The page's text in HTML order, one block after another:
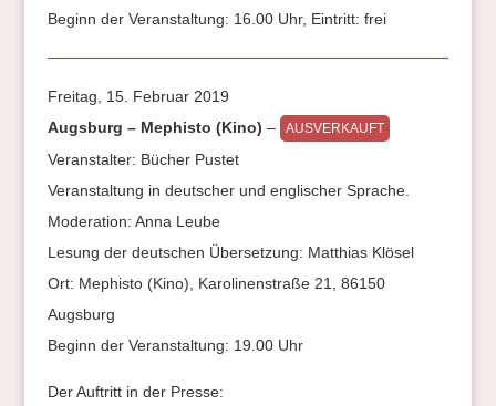
Beginn der Veranstaltung: 16.00 Uhr, Eintritt: frei
Freitag, 15. Februar 2019
Augsburg – Mephisto (Kino) – AUSVERKAUFT
Veranstalter: Bücher Pustet
Veranstaltung in deutscher und englischer Sprache.
Moderation: Anna Leube
Lesung der deutschen Übersetzung: Matthias Klösel
Ort: Mephisto (Kino), Karolinenstraße 21, 86150
Augsburg
Beginn der Veranstaltung: 19.00 Uhr
Der Auftritt in der Presse: